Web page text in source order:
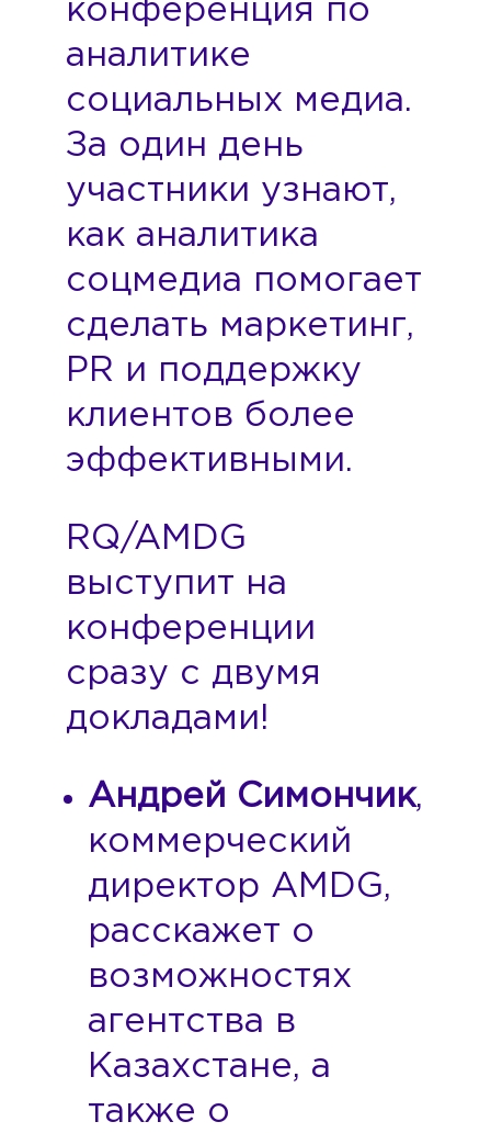
конференция по
аналитике
социальных медиа.
За один день
участники узнают,
как аналитика
соцмедиа помогает
сделать маркетинг,
PR и поддержку
клиентов более
эффективными.
RQ/AMDG
выступит на
конференции
сразу с двумя
докладами!
Андрей Симончик,
коммерческий
директор AMDG,
расскажет о
возможностях
агентства в
Казахстане, а
также о